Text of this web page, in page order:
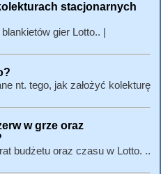
stacjonarnych
gier Lotto.. |
nt. tego, jak założyć kolekturę
w grze oraz
budżetu oraz czasu w Lotto. ..